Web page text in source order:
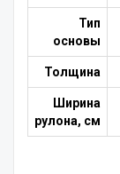
Тип
основы
Толщина
Ширина
рулона, см